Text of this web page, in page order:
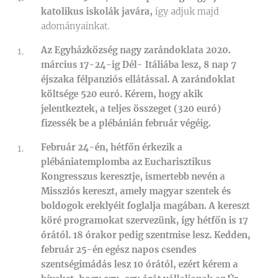
katolikus iskolák javára, így adjuk majd
adományainkat.
Az Egyházközség nagy zarándoklata 2020.
március 17-24-ig Dél- Itáliába lesz, 8 nap 7
éjszaka félpanziós ellátással. A zarándoklat
költsége 520 euró. Kérem, hogy akik
jelentkeztek, a teljes összeget (320 euró)
fizessék be a plébánián február végéig.
Február 24-én, hétfőn érkezik a
plébániatemplomba az Eucharisztikus
Kongresszus keresztje, ismertebb nevén a
Missziós kereszt, amely magyar szentek és
boldogok ereklyéit foglalja magában. A kereszt
köré programokat szervezünk, így hétfőn is 17
órától. 18 órakor pedig szentmise lesz. Kedden,
február 25-én egész napos csendes
szentségimádás lesz 10 órától, ezért kérem a